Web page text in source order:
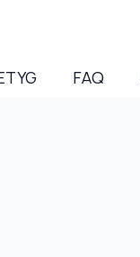
FAQ